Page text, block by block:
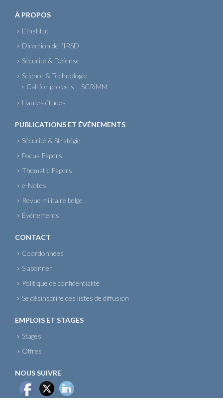
À PROPOS
L’Institut
Direction de l’IRSD
Sécurité & Défense
Science & Technologie
Call for projects – SCRiMM
Hautes études
PUBLICATIONS ET ÉVÉNEMENTS
Sécurité & Stratégie
Focus Papers
Thematic Papers
e-Notes
Revue militaire belge
Événements
CONTACT
Coordonnées
S’abonner
Politique de confidentialité
Se désinscrire des listes de diffusion
EMPLOIS ET STAGES
Stages
Offres
NOUS SUIVRE